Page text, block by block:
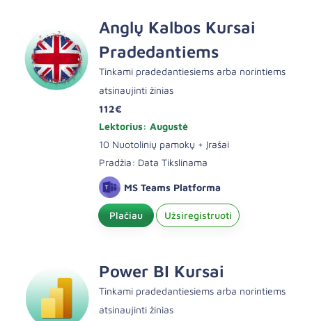
Anglų Kalbos Kursai
Pradedantiems
Tinkami pradedantiesiems arba norintiems
atsinaujinti žinias
112€
Lektorius: Augustė
10 Nuotolinių pamokų + Įrašai
Pradžia: Data Tikslinama
MS Teams Platforma
Plačiau Užsiregistruoti
Power BI Kursai
Tinkami pradedantiesiems arba norintiems
atsinaujinti žinias